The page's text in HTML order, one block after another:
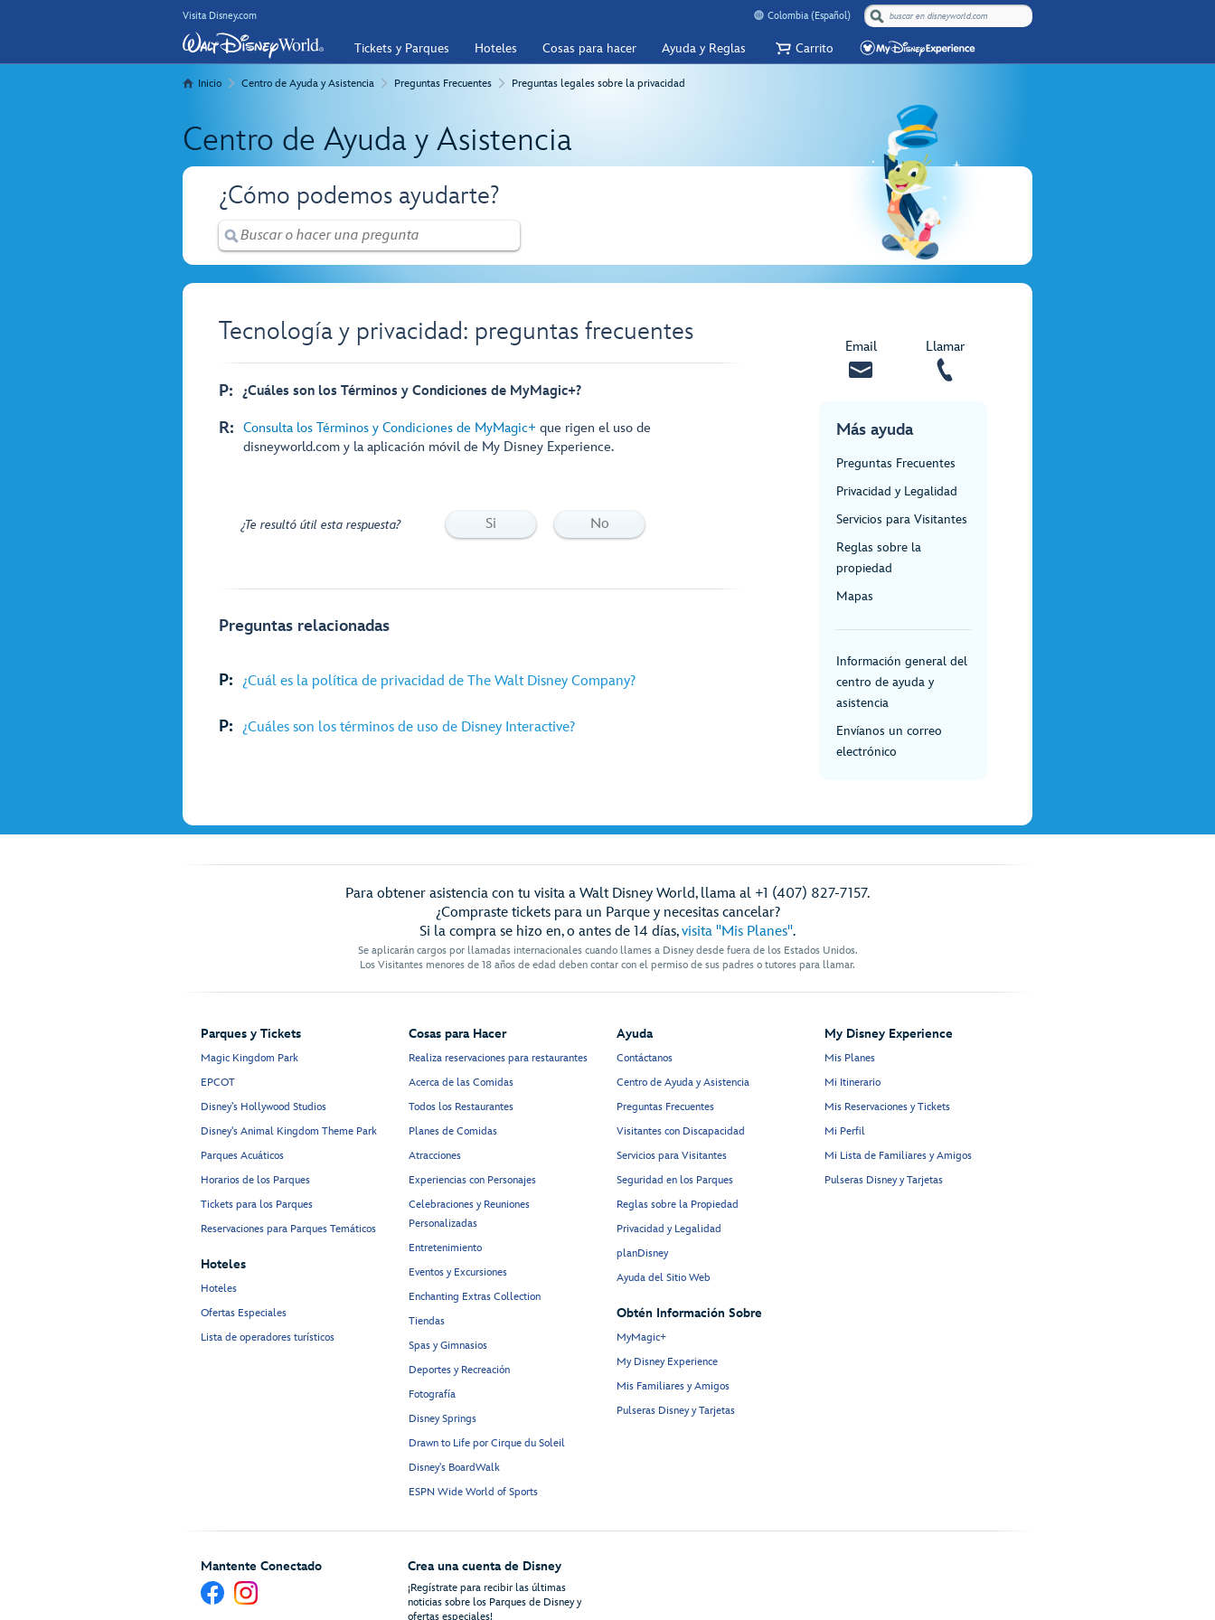
Visita Disney.com Colombia (Español)
Tickets y Parques Hoteles Cosas para hacer Ayuda y Reglas Carrito
Inicio Centro de Ayuda y Asistencia Preguntas Frecuentes Preguntas legales sobre la privacidad
Centro de Ayuda y Asistencia
¿Cómo podemos ayudarte?
Tecnología y privacidad: preguntas frecuentes
P: ¿Cuáles son los Términos y Condiciones de MyMagic+?
R: Consulta los Términos y Condiciones de MyMagic+ que rigen el uso de
disneyworld.com y la aplicación móvil de My Disney Experience.
¿Te resultó útil esta respuesta? Si No
Preguntas relacionadas
P: ¿Cuál es la política de privacidad de The Walt Disney Company?
P: ¿Cuáles son los términos de uso de Disney Interactive?
Email Llamar
Más ayuda
Preguntas Frecuentes
Privacidad y Legalidad
Servicios para Visitantes
Reglas sobre la
propiedad
Mapas
Información general del
centro de ayuda y
asistencia
Envíanos un correo
electrónico
Para obtener asistencia con tu visita a Walt Disney World, llama al +1 (407) 827-7157.
¿Compraste tickets para un Parque y necesitas cancelar?
Si la compra se hizo en, o antes de 14 días,visita "Mis Planes".
Se aplicarán cargos por llamadas internacionales cuando llames a Disney desde fuera de los Estados Unidos.
Los Visitantes menores de 18 años de edad deben contar con el permiso de sus padres o tutores para llamar.
Parques y Tickets
Magic Kingdom Park
EPCOT
Disney’s Hollywood Studios
Disney's Animal Kingdom Theme Park
Parques Acuáticos
Horarios de los Parques
Tickets para los Parques
Reservaciones para Parques Temáticos
Hoteles
Hoteles
Ofertas Especiales
Lista de operadores turísticos
Cosas para Hacer
Realiza reservaciones para restaurantes
Acerca de las Comidas
Todos los Restaurantes
Planes de Comidas
Atracciones
Experiencias con Personajes
Celebraciones y Reuniones
Personalizadas
Entretenimiento
Eventos y Excursiones
Enchanting Extras Collection
Tiendas
Spas y Gimnasios
Deportes y Recreación
Fotografía
Disney Springs
Drawn to Life por Cirque du Soleil
Disney's BoardWalk
ESPN Wide World of Sports
Ayuda
Contáctanos
Centro de Ayuda y Asistencia
Preguntas Frecuentes
Visitantes con Discapacidad
Servicios para Visitantes
Seguridad en los Parques
Reglas sobre la Propiedad
Privacidad y Legalidad
planDisney
Ayuda del Sitio Web
Obtén Información Sobre
MyMagic+
My Disney Experience
Mis Familiares y Amigos
Pulseras Disney y Tarjetas
My Disney Experience
Mis Planes
Mi Itinerario
Mis Reservaciones y Tickets
Mi Perfil
Mi Lista de Familiares y Amigos
Pulseras Disney y Tarjetas
Mantente Conectado Crea una cuenta de Disney
¡Regístrate para recibir las últimas
noticias sobre los Parques de Disney y
ofertas especiales!